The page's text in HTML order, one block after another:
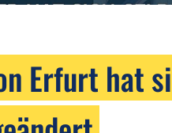
Erfurt hat